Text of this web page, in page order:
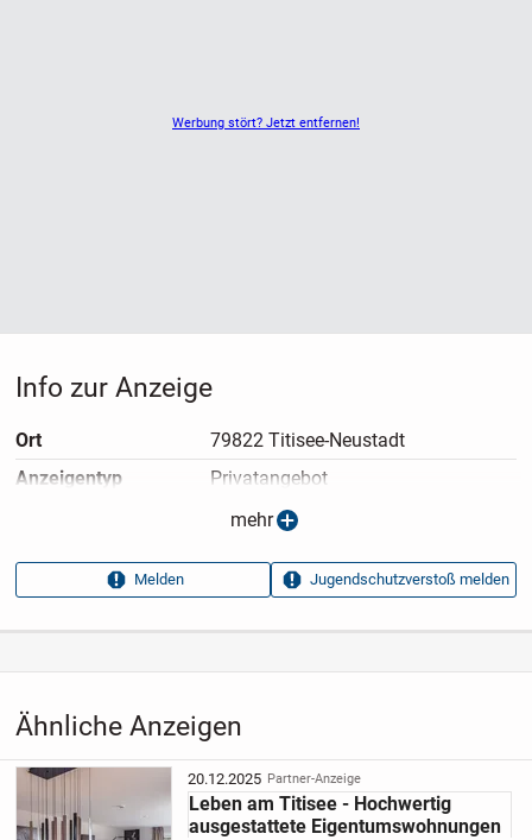
Werbung stört? Jetzt entfernen!
Ähnliche Anzeigen
20.12.2025 Partner-Anzeige
Leben am Titisee - Hochwertig
ausgestattete Eigentumswohnungen
Info zur Anzeige
Ort
79822 Titisee-Neustadt
Anzeigen­typ
Privatangebot
24.02.2026
Anzeigen­kennung
b169b4fd
Aufrufe dieser
13
mehr
Melden Jugendschutzverstoß melden